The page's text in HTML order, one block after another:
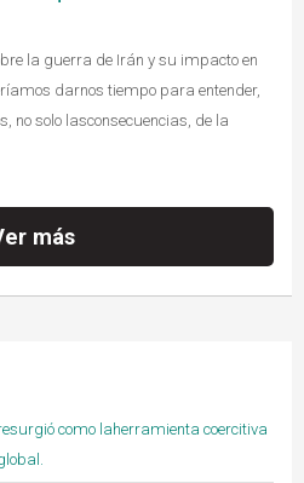
la guerra de Irán y su impacto en
darnos tiempo para entender,
no solo lasconsecuencias, de la
más
como laherramienta coercitiva